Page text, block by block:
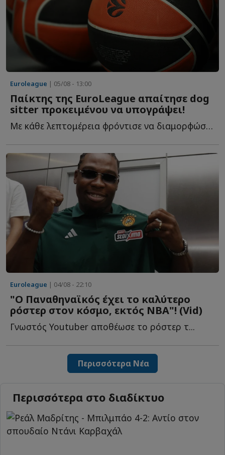
Euroleague | 05/08 - 13:00
Παίκτης της EuroLeague απαίτησε dog
sitter προκειμένου να υπογράψει!
Με κάθε λεπτομέρεια φρόντισε να διαμορφώσει τις συνθήκες τ...
Euroleague | 04/08 - 22:10
"Ο Παναθηναϊκός έχει το καλύτερο
ρόστερ στον κόσμο, εκτός ΝΒΑ"! (Vid)
Γνωστός Youtuber αποθέωσε το ρόστερ τ...
Περισσότερα Νέα
Περισσότερα στο διαδίκτυο